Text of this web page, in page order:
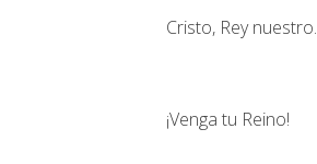
Cristo, Rey nuestro.
¡Venga tu Reino!